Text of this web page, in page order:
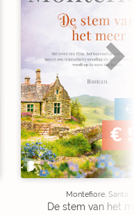
€
€
Montefiore, Santa
De stem van het